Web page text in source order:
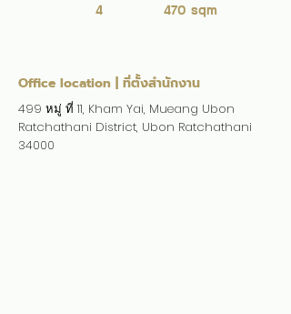
4 470 sqm
Office location | ที่ตั้งสำนักงาน
499 หมู่ ที่ 11, Kham Yai, Mueang Ubon
Ratchathani District, Ubon Ratchathani
34000